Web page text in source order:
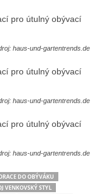
haus-und-gartentrends.de
haus-und-gartentrends.de
haus-und-gartentrends.de
DO OBÝVÁKU
VENKOVSKÝ STYL